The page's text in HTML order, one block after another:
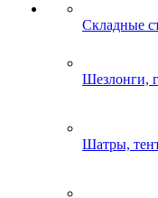
Складные
Шезлонги,
Шатры,